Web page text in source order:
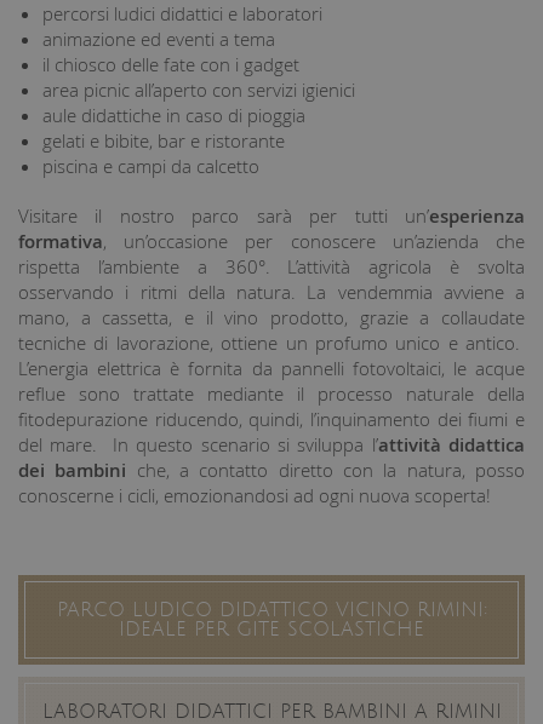
percorsi ludici didattici e laboratori
animazione ed eventi a tema
il chiosco delle fate con i gadget
area picnic all’aperto con servizi igienici
aule didattiche in caso di pioggia
gelati e bibite, bar e ristorante
piscina e campi da calcetto
Visitare il nostro parco sarà per tutti un’esperienza
formativa, un’occasione per conoscere un’azienda che
rispetta l’ambiente a 360°. L’attività agricola è svolta
osservando i ritmi della natura. La vendemmia avviene a
mano, a cassetta, e il vino prodotto, grazie a collaudate
tecniche di lavorazione, ottiene un profumo unico e antico.
L’energia elettrica è fornita da pannelli fotovoltaici, le acque
reflue sono trattate mediante il processo naturale della
fitodepurazione riducendo, quindi, l’inquinamento dei fiumi e
del mare. In questo scenario si sviluppa l’attività didattica
dei bambini che, a contatto diretto con la natura, posso
conoscerne i cicli, emozionandosi ad ogni nuova scoperta!
PARCO LUDICO DIDATTICO VICINO RIMINI:
IDEALE PER GITE SCOLASTICHE
LABORATORI DIDATTICI PER BAMBINI A RIMINI